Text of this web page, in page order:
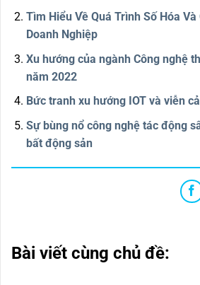
Tìm Hiểu Về Quá Trình Số Hóa
Doanh Nghiệp
Xu hướng của ngành Công nghệ
năm 2022
Bức tranh xu hướng IOT và viễn
Sự bùng nổ công nghệ tác động
bất động sản
Bài viết cùng chủ đề: